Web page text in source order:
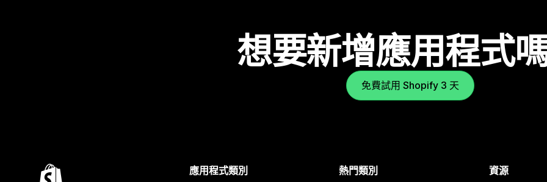
想要新增應用程式
免費試用 Shopify 3 天
應用程式類別 熱門類別 資源